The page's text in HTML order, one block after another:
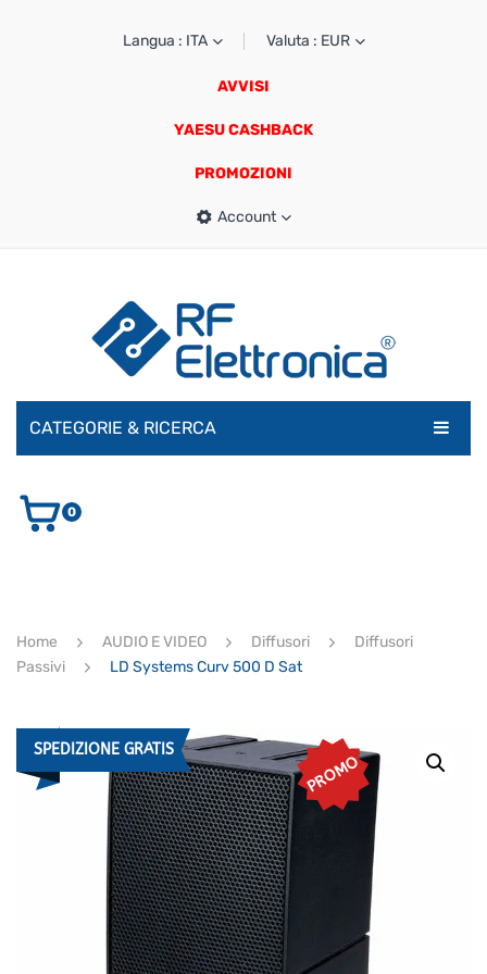
Langua : ITA Valuta : EUR
AVVISI
YAESU CASHBACK
PROMOZIONI
Account
CATEGORIE & RICERCA
AUDIO E VIDEO
ULTIMI ARRIVI
0
Home AUDIO E VIDEO Diffusori
Diffusori
Passivi
LD Systems Curv 500 D Sat
SPEDIZIONE GRATIS
PROMO